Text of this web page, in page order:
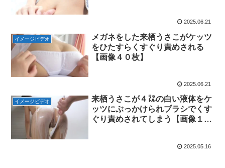
2025.06.21
イメージビデオ
メガネをした来栖うさこがケッツ
をひたすらくすぐり責めされる
【画像４０枚】
2025.06.21
イメージビデオ
来栖うさこが４㍑の白い液体をケ
ッツにぶっかけられブラシでくす
ぐり責めされてしまう【画像１０
2025.05.16